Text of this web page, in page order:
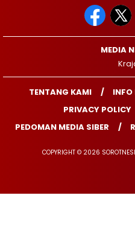
MEDIA
TENTANG KAMI INFO
PRIVACY POLICY
PEDOMAN MEDIA SIBER
COPYRIGHT © 2026